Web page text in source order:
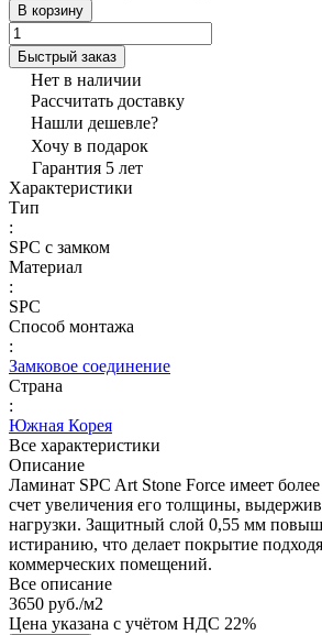
В корзину
Быстрый заказ
Нет в наличии
Рассчитать доставку
Нашли дешевле?
Хочу в подарок
Гарантия 5 лет
Характеристики
Тип
:
SPC с замком
Материал
:
SPC
Способ монтажа
:
Замковое соединение
Страна
:
Южная Корея
Все характеристики
Описание
Ламинат SPC Art Stone Force имеет
счет увеличения его толщины,
нагрузки. Защитный слой 0,55 мм
истиранию, что делает покрытие
коммерческих помещений.
Все описание
3650 руб./м2
Цена указана с учётом НДС 22%